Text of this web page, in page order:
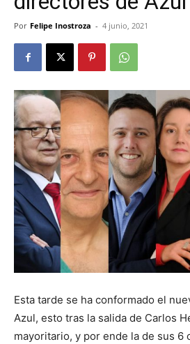
Por Felipe Inostroza - 4 junio, 2021
Esta tarde se ha conformado el
Azul, esto tras la salida de Carlos
mayoritario, y por ende la de sus 6